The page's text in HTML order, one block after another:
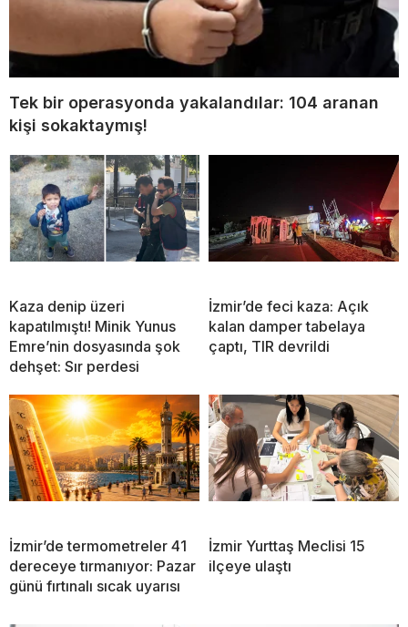
Tek bir operasyonda yakalandılar: 104 aranan
kişi sokaktaymış!
Kaza denip üzeri
kapatılmıştı! Minik Yunus
Emre’nin dosyasında şok
dehşet: Sır perdesi
İzmir’de feci kaza: Açık
kalan damper tabelaya
çaptı, TIR devrildi
İzmir’de termometreler 41
dereceye tırmanıyor: Pazar
günü fırtınalı sıcak uyarısı
İzmir Yurttaş Meclisi 15
ilçeye ulaştı